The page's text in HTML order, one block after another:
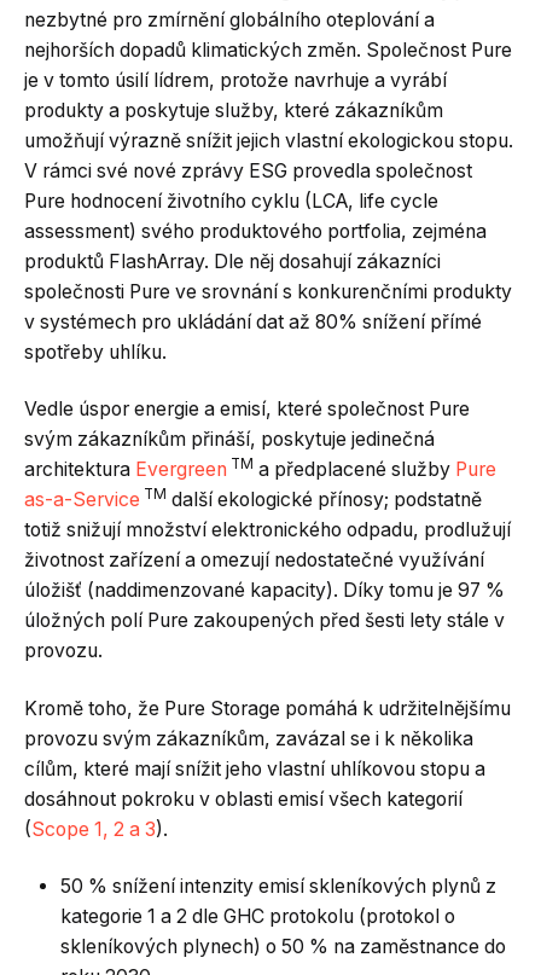
nezbytné pro zmírnění globálního oteplování a
nejhorších dopadů klimatických změn. Společnost Pure
je v tomto úsilí lídrem, protože navrhuje a vyrábí
produkty a poskytuje služby, které zákazníkům
umožňují výrazně snížit jejich vlastní ekologickou stopu.
V rámci své nové zprávy ESG provedla společnost
Pure hodnocení životního cyklu (LCA, life cycle
assessment) svého produktového portfolia, zejména
produktů FlashArray. Dle něj dosahují zákazníci
společnosti Pure ve srovnání s konkurenčními produkty
v systémech pro ukládání dat až 80% snížení přímé
spotřeby uhlíku.
Vedle úspor energie a emisí, které společnost Pure
svým zákazníkům přináší, poskytuje jedinečná
architektura Evergreen TM a předplacené služby Pure
as-a-Service TM další ekologické přínosy; podstatně
totiž snižují množství elektronického odpadu, prodlužují
životnost zařízení a omezují nedostatečné využívání
úložišť (naddimenzované kapacity). Díky tomu je 97 %
úložných polí Pure zakoupených před šesti lety stále v
provozu.
Kromě toho, že Pure Storage pomáhá k udržitelnějšímu
provozu svým zákazníkům, zavázal se i k několika
cílům, které mají snížit jeho vlastní uhlíkovou stopu a
dosáhnout pokroku v oblasti emisí všech kategorií
(Scope 1, 2 a 3).
50 % snížení intenzity emisí skleníkových plynů z
kategorie 1 a 2 dle GHC protokolu (protokol o
skleníkových plynech) o 50 % na zaměstnance do